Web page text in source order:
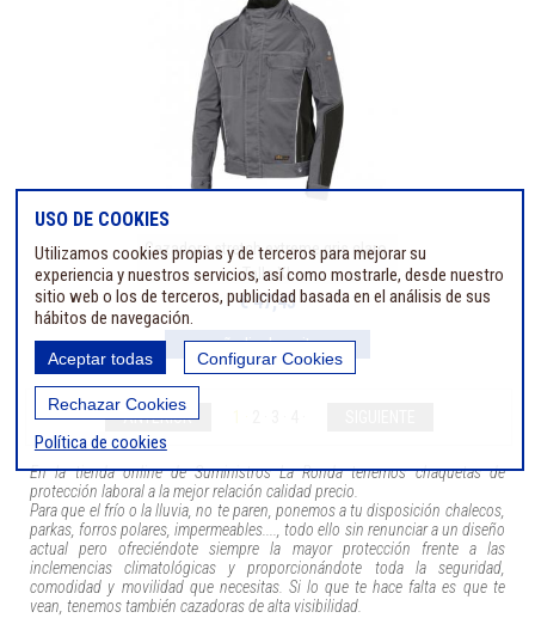
Cazadora stretch extreme gris claro.
Talla XL
€ 47,43
ANTERIOR
En la tienda online de Suministros La Ronda tenemos chaquetas de
protección laboral a la mejor relación calidad precio.
Para que el frío o la lluvia, no te paren, ponemos a tu disposición chalecos,
parkas, forros polares, impermeables...., todo ello sin renunciar a un diseño
actual pero ofreciéndote siempre la mayor protección frente a las
inclemencias climatológicas y proporcionándote toda la seguridad,
comodidad y movilidad que necesitas. Si lo que te hace falta es que te
vean, tenemos también cazadoras de alta visibilidad.
USO DE COOKIES
Utilizamos cookies propias y de terceros para mejorar su
experiencia y nuestros servicios, así como mostrarle, desde nuestro
sitio web o los de terceros, publicidad basada en el análisis de sus
hábitos de navegación.
Aceptar todas Configurar Cookies
Rechazar Cookies
Política de cookies